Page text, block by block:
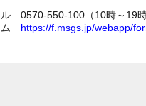
0570-550-100（10時～19時
ム https://f.msgs.jp/webapp/